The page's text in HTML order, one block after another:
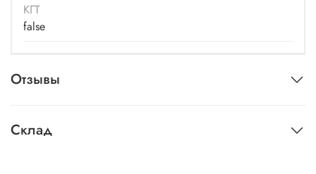
КГТ
false
Отзывы
Склад